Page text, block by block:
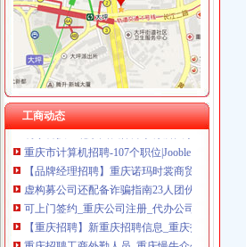
工商动态
重庆代办公司_代理公司注册_工商登记_分公
重庆招聘工商外勤人员_重庆慢牛众创企业服
分析职务罪案例吸取人生惨痛教训-重庆市开州
增值税时代房地产和建安企业全盘财税管控核
重庆“互联网+商务服务·公司注册、代理记账”
明家科技：北京国枫律师事务所关于公司发行
重庆市计算机招聘-107个职位|Jooble
【品牌经理招聘】重庆诺玛时裳商贸有限公司
虚构募公司还配备诈骗指南23人团伙骗809万_
可上门签约_重庆公司注册_代办公司_代理工商
【重庆招聘】新重庆招聘信息_重庆招聘网_联英
重庆招聘工商外勤人员_重庆慢牛众创企业服
垫江工商发[2015]30重庆市垫江县工商行政管